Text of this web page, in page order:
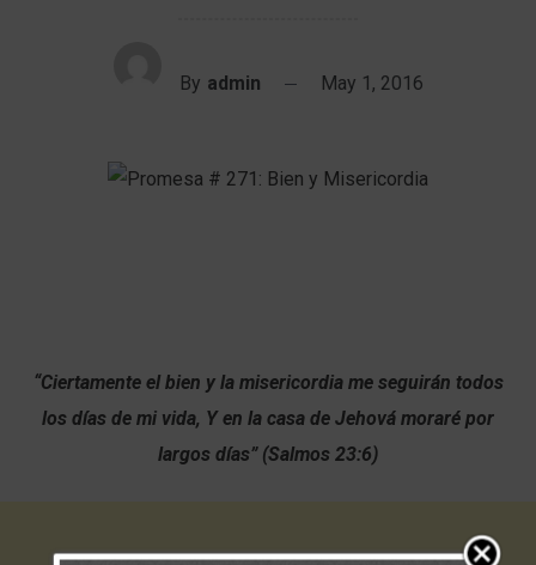
By admin May 1, 2016
“Ciertamente el bien y la misericordia me seguirán todos
los días de mi vida, Y en la casa de Jehová moraré por
largos días” (Salmos 23:6)